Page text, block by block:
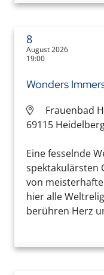
8
August 2026
19:00
Wonders
Frauenbad
69115
Eine fesselnde
spektakulärsten
von
hier alle
berühren Herz